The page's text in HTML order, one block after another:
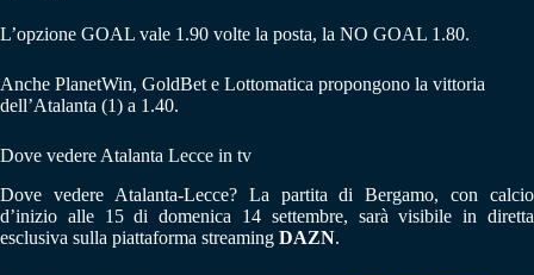
L’opzione GOAL vale 1.90 volte la posta, la NO GOAL 1.80.
Anche PlanetWin, GoldBet e Lottomatica propongono la vittoria
dell’Atalanta (1) a 1.40.
Dove vedere Atalanta Lecce in tv
Dove vedere Atalanta-Lecce? La partita di Bergamo, con calcio
d’inizio alle 15 di domenica 14 settembre, sarà visibile in diretta
esclusiva sulla piattaforma streaming DAZN.